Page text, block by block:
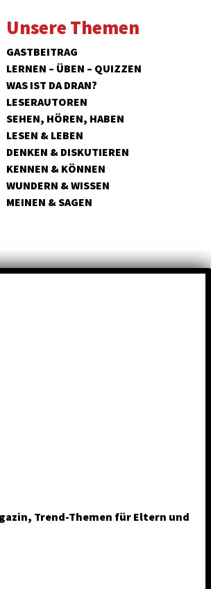
Unsere Themen
GASTBEITRAG
LERNEN – ÜBEN – QUIZZEN
WAS IST DA DRAN?
LESERAUTOREN
SEHEN, HÖREN, HABEN
LESEN & LEBEN
DENKEN & DISKUTIEREN
KENNEN & KÖNNEN
WUNDERN & WISSEN
MEINEN & SAGEN
Trend-Themen für Eltern und